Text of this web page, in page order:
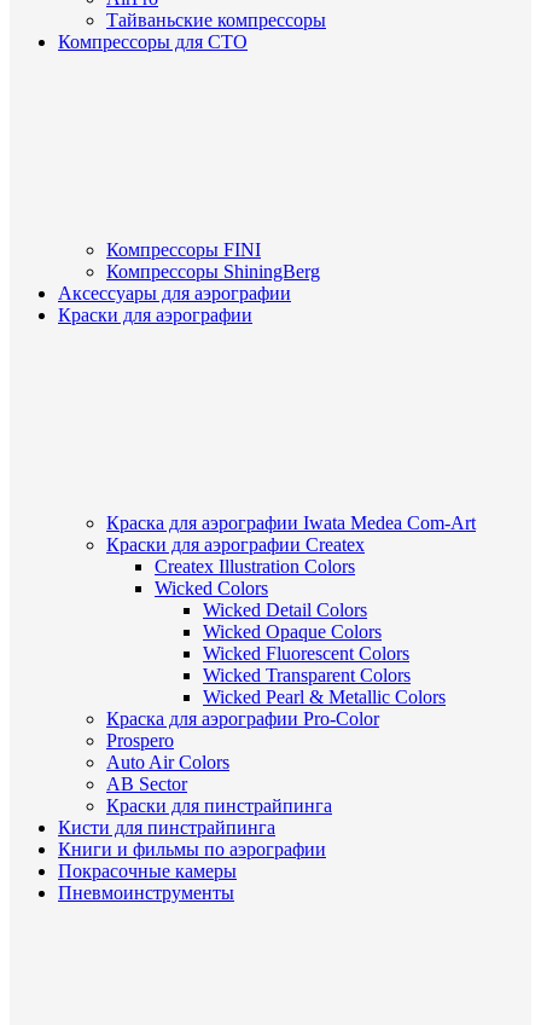
Тайваньские компрессоры
Компрессоры для СТО
Компрессоры FINI
Компрессоры ShiningBerg
Аксессуары для аэрографии
Краски для аэрографии
Краска для аэрографии Iwata Medea Com-Art
Краски для аэрографии Createx
Createx Illustration Colors
Wicked Colors
Wicked Detail Colors
Wicked Opaque Colors
Wicked Fluorescent Colors
Wicked Transparent Colors
Wicked Pearl & Metallic Colors
Краска для аэрографии Pro-Color
Prospero
Auto Air Colors
AB Sector
Краски для пинстрайпинга
Кисти для пинстрайпинга
Книги и фильмы по аэрографии
Покрасочные камеры
Пневмоинструменты